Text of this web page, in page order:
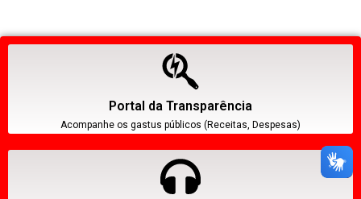
Portal da Transparência
Acompanhe os gastus públicos (Receitas, Despesas)